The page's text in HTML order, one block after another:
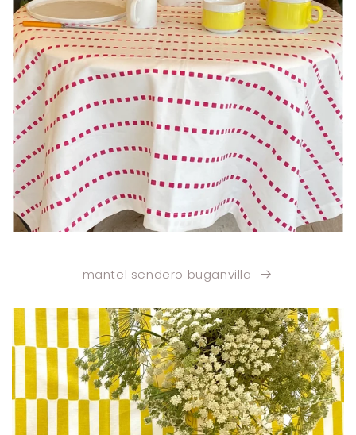
mantel sendero buganvilla